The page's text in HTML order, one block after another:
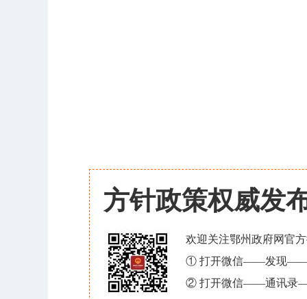
方针政策权威发
欢迎关注鄂州政府网官
① 打开微信——发现——
② 打开微信——通讯录